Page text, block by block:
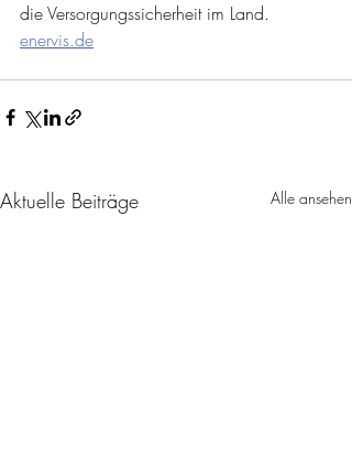
die Versorgungssicherheit im Land.
enervis.de
Aktuelle Beiträge Alle ansehen